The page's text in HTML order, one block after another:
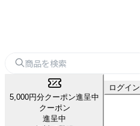
5,000円分クーポン進呈中
クーポン
進呈中
ログイン